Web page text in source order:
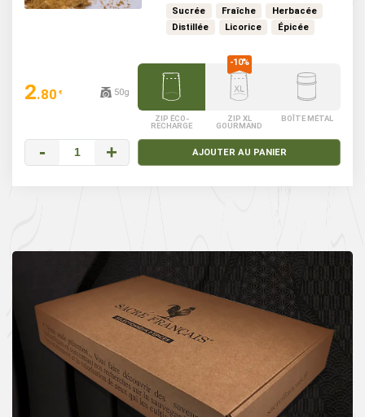
également apprécié avec les
poissons et les légumes, cuits ou en
Sucrée Fraîche
Herbacée
Distillée
Licorice Épicée
2.80 € 50g
ZIP ÉCO-
RECHARGE
ZIP XL
GOURMAND
BOÎTE MÉTAL
- + AJOUTER AU PANIER